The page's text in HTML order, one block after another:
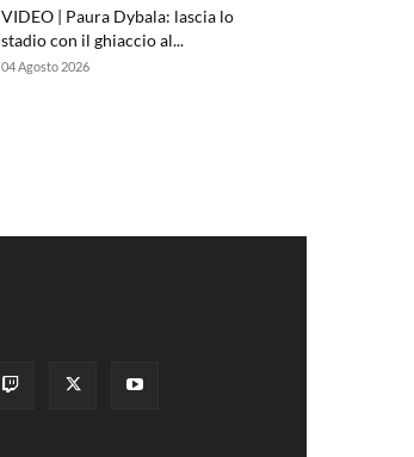
VIDEO | Paura Dybala: lascia lo
stadio con il ghiaccio al...
04 Agosto 2026